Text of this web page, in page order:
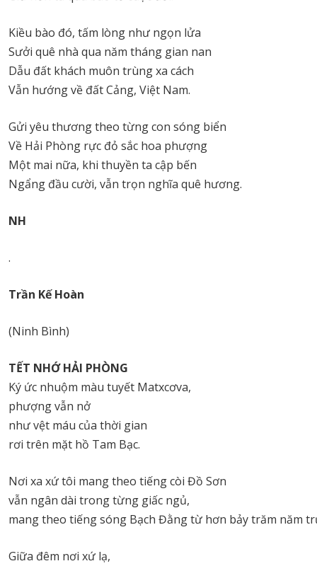
Kiều bào đó, tấm lòng như ngọn lửa
Sưởi quê nhà qua năm tháng gian nan
Dẫu đất khách muôn trùng xa cách
Vẫn hướng về đất Cảng, Việt Nam.
Gửi yêu thương theo từng con sóng biển
Về Hải Phòng rực đỏ sắc hoa phượng
Một mai nữa, khi thuyền ta cập bến
Ngẩng đầu cười, vẫn trọn nghĩa quê hương.
NH
.
Trần Kế Hoàn
(Ninh Bình)
TẾT NHỚ HẢI PHÒNG
Ký ức nhuộm màu tuyết Matxcơva,
phượng vẫn nở
như vệt máu của thời gian
rơi trên mặt hồ Tam Bạc.
Nơi xa xứ tôi mang theo tiếng còi Đồ Sơn
vẫn ngân dài trong từng giấc ngủ,
mang theo tiếng sóng Bạch Đằng từ hơn bảy trăm năm
Giữa đêm nơi xứ lạ,